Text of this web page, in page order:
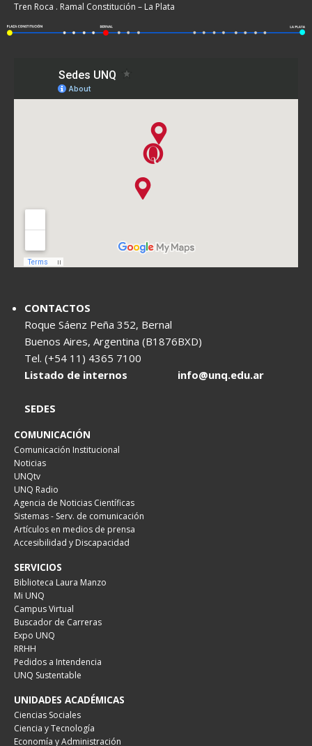
Tren Roca . Ramal Constitución – La Plata
CONTACTOS
Roque Sáenz Peña 352, Bernal
Buenos Aires, Argentina (B1876BXD)
Tel. (+54 11) 4365 7100
Listado de internos
info@unq.edu.ar
SEDES
COMUNICACIÓN
Comunicación Institucional
Noticias
UNQtv
UNQ Radio
Agencia de Noticias Científicas
Sistemas - Serv. de comunicación
Artículos en medios de prensa
Accesibilidad y Discapacidad
SERVICIOS
Biblioteca Laura Manzo
Mi UNQ
Campus Virtual
Buscador de Carreras
Expo UNQ
RRHH
Pedidos a Intendencia
UNQ Sustentable
UNIDADES ACADÉMICAS
Ciencias Sociales
Ciencia y Tecnología
Economía y Administración